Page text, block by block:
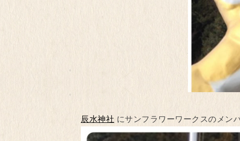
辰水神社 にサンフラワーワークスのメン